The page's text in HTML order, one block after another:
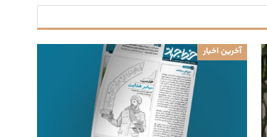
آخرین اخبار